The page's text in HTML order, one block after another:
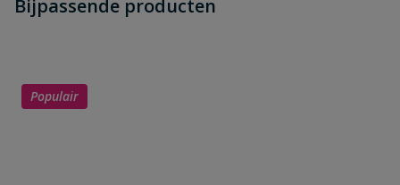
dit product?
Schrijf zelf een beoordeling
Uw waardering:
Bijpassende producten
Populair